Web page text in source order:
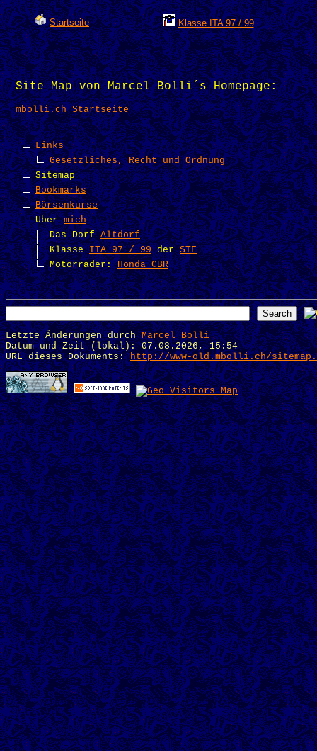
Startseite Klasse ITA 97 / 99
Site Map von Marcel Bolli´s Homepage:
mbolli.ch Startseite
Links
Gesetzliches, Recht und Ordnung
Sitemap
Bookmarks
Börsenkurse
Übermich
Das DorfAltdorf
KlasseITA 97 / 99derSTF
Motorräder:Honda CBR
Letzte Änderungen durchMarcel Bolli
Datum und Zeit (lokal): 07.08.2026, 15:54
URL dieses Dokuments:http://www-old.mbolli.ch/